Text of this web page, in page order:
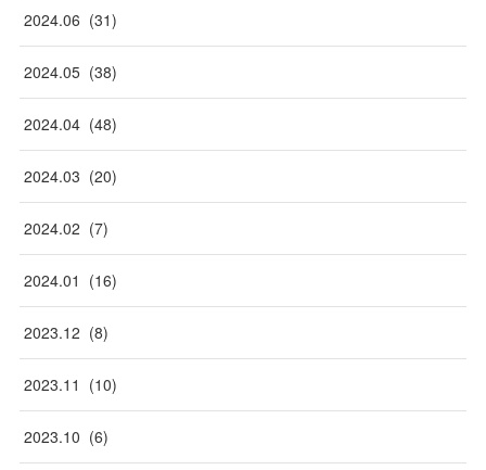
2024.06 (31)
2024.05 (38)
2024.04 (48)
2024.03 (20)
2024.02 (7)
2024.01 (16)
2023.12 (8)
2023.11 (10)
2023.10 (6)